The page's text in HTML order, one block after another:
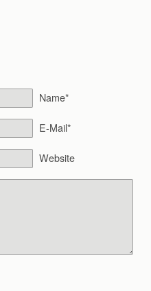
Name*
E-Mail*
Website